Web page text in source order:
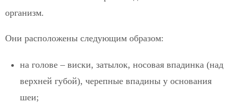
организм.
Они расположены следующим образом:
на голове – виски, затылок, носовая впадинка (над
верхней губой), черепные впадины у основания
шеи;